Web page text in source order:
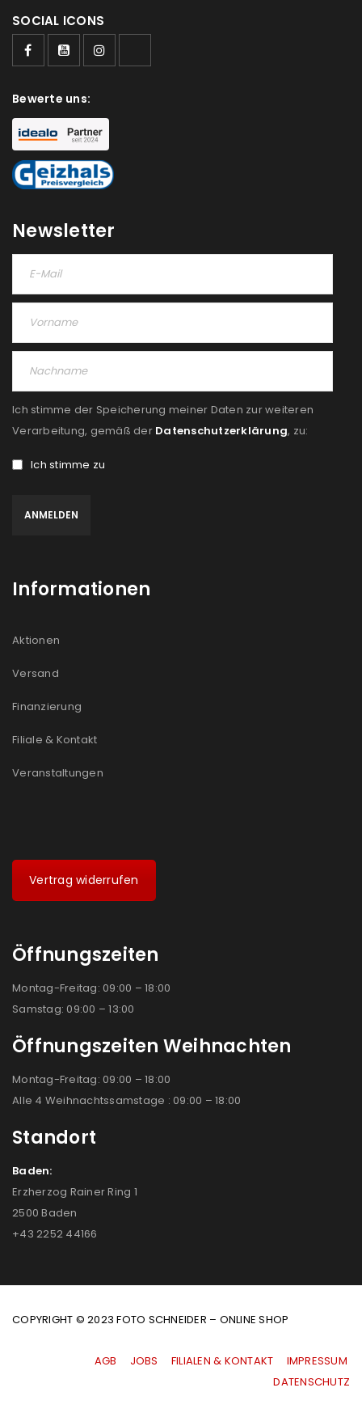
ANMELDEN
Benutzername oder E-Mail-Adresse
Passwort*
ANMELDEN
PASSWORT VERGESSEN?
REGISTRIEREN
E-Mail-Adresse*
deine E-Mail-Adresse gesendet.
Please select all the ways you would like to hear from
akzeptiere die
SOCIAL ICONS
Bewerte uns:
Newsletter
Ich stimme der Speicherung meiner Daten zur weiteren
Verarbeitung, gemäß der Datenschutzerklärung, zu:
Ich stimme zu
Informationen
Aktionen
Versand
Finanzierung
Filiale & Kontakt
Veranstaltungen
Vertrag widerrufen
Öffnungszeiten
Montag-Freitag: 09:00 – 18:00
Samstag: 09:00 – 13:00
Öffnungszeiten Weihnachten
Montag-Freitag: 09:00 – 18:00
Alle 4 Weihnachtssamstage : 09:00 – 18:00
Standort
Baden:
Erzherzog Rainer Ring 1
2500 Baden
+43 2252 44166
COPYRIGHT © 2023 FOTO SCHNEIDER – ONLINE SHOP
AGB JOBS FILIALEN & KONTAKT
IMPRESSUM
|DATENSCHUTZ